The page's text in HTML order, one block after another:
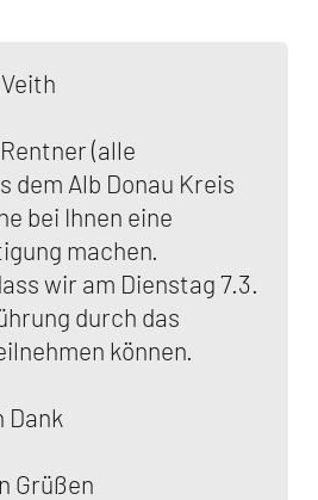
(alle
dem Alb Donau Kreis
bei Ihnen eine
machen.
wir am Dienstag 7.3.
durch das
können.
Dank
Grüßen